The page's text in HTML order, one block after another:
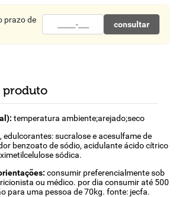
prazo de
consultar
produto
temperatura ambiente;arejado;seco
edulcorantes: sucralose e acesulfame de
benzoato de sódio, acidulante ácido cítrico
sódica.
consumir preferencialmente sob
ou médico. por dia consumir até 500
para uma pessoa de 70kg. fonte: jecfa.